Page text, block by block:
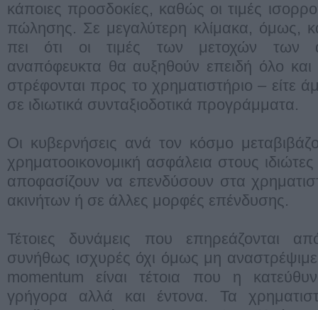
κάποιες προσδοκίες, καθώς οι τιμές
πώλησης. Σε μεγαλύτερη κλίμακα, όμως,
πει ότι οι τιμές των μετοχών των
αναπόφευκτα θα αυξηθούν επειδή όλο και
στρέφονται προς το χρηματιστήριο – είτε
σε ιδιωτικά συνταξιοδοτικά προγράμματα.
Οι κυβερνήσεις ανά τον κόσμο
χρηματοοικονομική ασφάλεια στους
αποφασίζουν να επενδύσουν στα
ακινήτων ή σε άλλες μορφές επένδυσης.
Τέτοιες δυνάμεις που επηρεάζονται
συνήθως ισχυρές όχι όμως μη
momentum είναι τέτοια που η
γρήγορα αλλά και έντονα. Τα